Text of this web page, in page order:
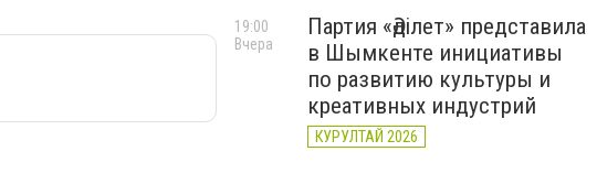
Партия «Әділет» представила
в Шымкенте инициативы
по развитию культуры и
креативных индустрий
КУРУЛТАЙ 2026
19:00
Вчера